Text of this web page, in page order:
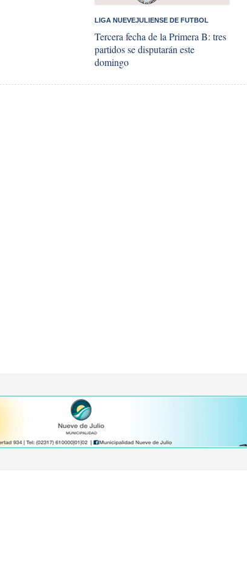
LIGA NUEVEJULIENSE DE FUTBOL
Tercera fecha de la Primera B: tres
partidos se disputarán este
domingo